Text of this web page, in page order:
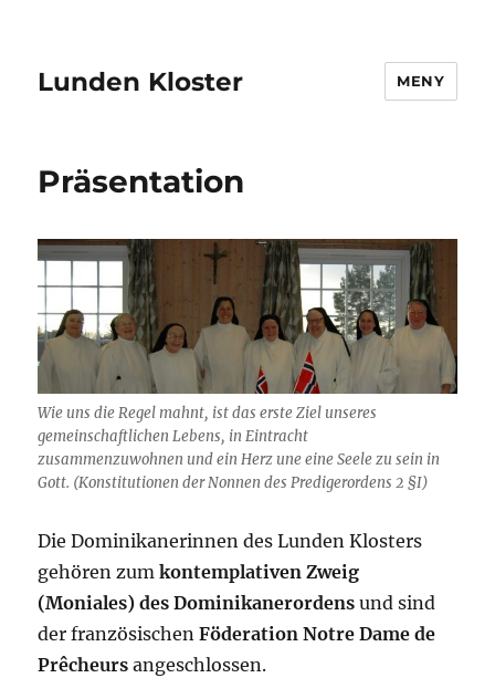
Lunden Kloster MENY
Präsentation
Wie uns die Regel mahnt, ist das erste Ziel unseres
gemeinschaftlichen Lebens, in Eintracht
zusammenzuwohnen und ein Herz une eine Seele zu sein in
Gott. (Konstitutionen der Nonnen des Predigerordens 2 §I)
Die Dominikanerinnen des Lunden Klosters
gehören zumkontemplativen Zweig
(Moniales) des Dominikanerordens und sind
der französischenFöderation Notre Dame de
Prêcheurs angeschlossen.